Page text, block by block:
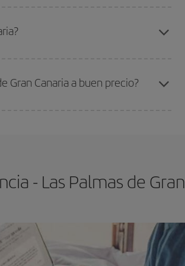
Las Palmas de Gran Canaria-dest
Gran Canaria a buen precio?
- Las Palmas de Gran